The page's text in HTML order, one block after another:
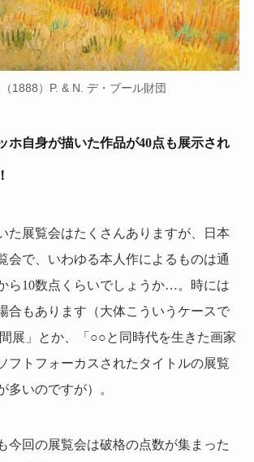
1888）P. & N. デ・ブール財団
ホ自身が描いた作品が40点も展示され
た展覧会はたくさんありますが、日本
会で、いわゆる本人作によるものは通
ら10数点くらいでしょうか…。時には
合もあります（大体こういうケースで
展」とか、「○○と同時代を生きた画家
フトフォーカスされたタイトルの展覧
多いのですが）。
今回の展覧会は破格の点数が集まった